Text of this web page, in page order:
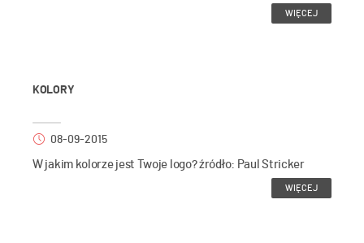
WIĘCEJ
KOLORY
08-09-2015
W jakim kolorze jest Twoje logo? źródło: Paul Stricker
WIĘCEJ